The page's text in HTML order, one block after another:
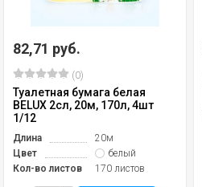
82,71 руб.
(0)
Туалетная бумага белая
BELUX 2сл, 20м, 170л, 4шт
1/12
Длина
20м
Цвет
белый
Кол-во листов
170 листов